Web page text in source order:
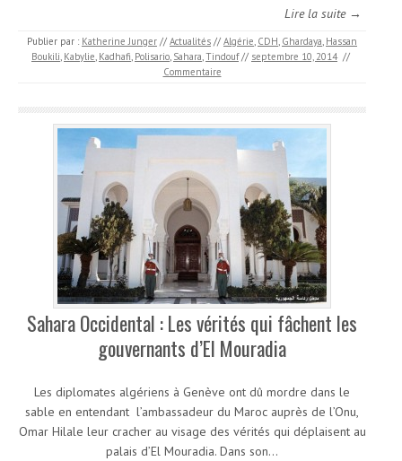
Lire la suite →
Publier par : Katherine Junger // Actualités // Algérie, CDH, Ghardaya, Hassan
Boukili, Kabylie, Kadhafi, Polisario, Sahara,Tindouf // septembre 10, 2014 //
Commentaire
Sahara Occidental : Les vérités qui fâchent les
gouvernants d’El Mouradia
Les diplomates algériens à Genève ont dû mordre dans le
sable en entendant l’ambassadeur du Maroc auprès de l’Onu,
Omar Hilale leur cracher au visage des vérités qui déplaisent au
palais d’El Mouradia. Dans son…